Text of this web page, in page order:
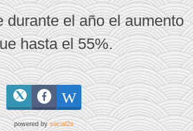
durante el año el aumento
hasta el 55%.
powered bysocial2s